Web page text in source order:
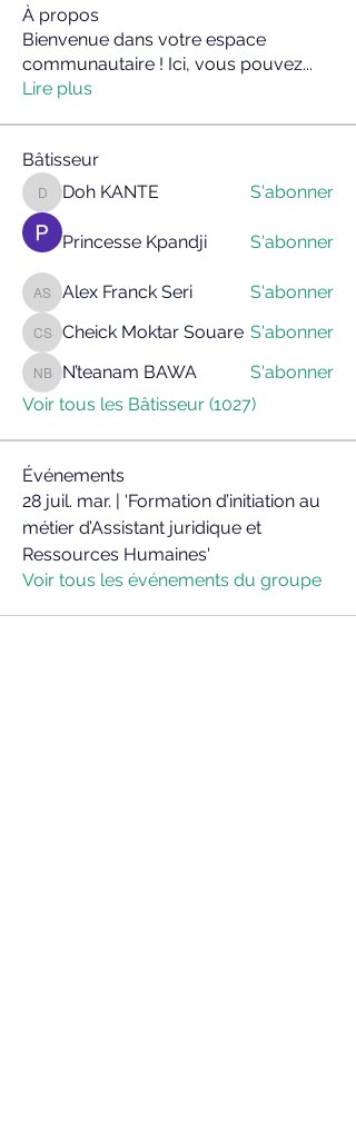
À propos
Bienvenue dans votre espace
communautaire ! Ici, vous pouvez...
Lire plus
Bâtisseur
Doh KANTE
Doh KANTE S'abonner
Princesse Kpandji S'abonner
Alex Franck Seri
Alex Franck Seri S'abonner
Cheick Moktar Souare
Cheick Moktar Souare S'abonner
N’teanam BAWA
N’teanam BAWA
S'abonner
Voir tous les Bâtisseur (1027)
Événements
28 juil. mar. | 'Formation d’initiation au
métier d’Assistant juridique et
Ressources Humaines'
Voir tous les événements du groupe